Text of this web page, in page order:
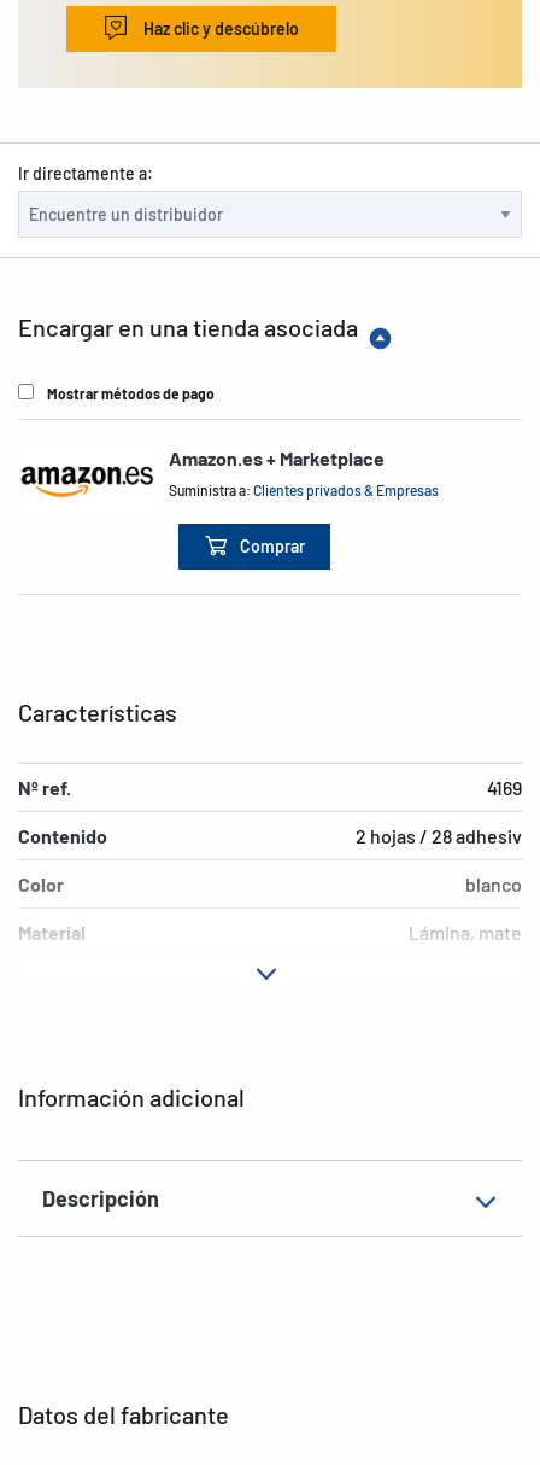
Haz clic y descúbrelo
Ir directamente a:
Encargar en una tienda asociada
Mostrar métodos de pago
Amazon.es + Marketplace
Suministra a:Clientes privados & Empresas
Comprar
Información adicional
Descripción
Características
Nº ref. 4169
Contenido 2 hojas / 28 adhesiv
Color blanco
Material Lámina, mate
Motivo
Datos del fabricante